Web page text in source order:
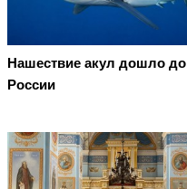
Нашествие акул дошло до
России